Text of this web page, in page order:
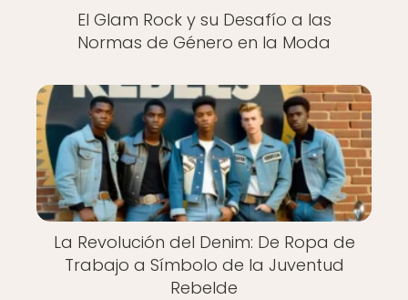
El Glam Rock y su Desafío a las
Normas de Género en la Moda
La Revolución del Denim: De Ropa de
Trabajo a Símbolo de la Juventud
Rebelde